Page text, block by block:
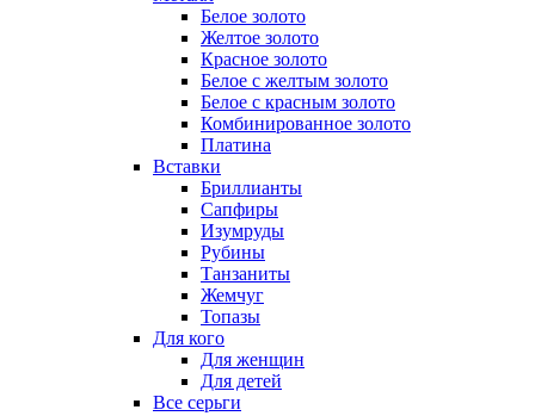
Белое золото
Желтое золото
Красное золото
Белое с желтым золото
Белое с красным золото
Комбинированное золото
Платина
Вставки
Бриллианты
Сапфиры
Изумруды
Рубины
Танзаниты
Жемчуг
Топазы
Для кого
Для женщин
Для детей
Все серьги